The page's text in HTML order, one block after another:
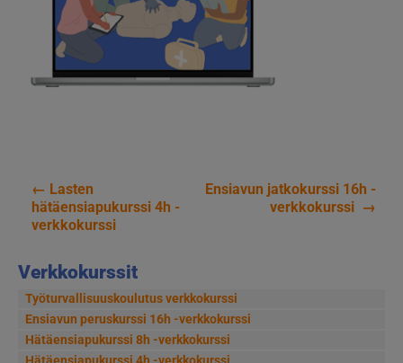
Verkkokurssit
Työturvallisuuskoulutus verkkokurssi
Ensiavun peruskurssi 16h -verkkokurssi
Hätäensiapukurssi 8h -verkkokurssi
Artikkelien
← Lasten
hätäensiapukurssi 4h -
verkkokurssi
Ensiavun jatkokurssi 16h -
verkkokurssi →